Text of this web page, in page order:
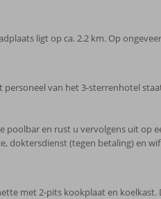
ligt op ca. 2.2 km. Op
van het 3-sterrenhotel
en rust u vervolgens uit op
doktersdienst (tegen betaling) en
met 2-pits kookplaat en